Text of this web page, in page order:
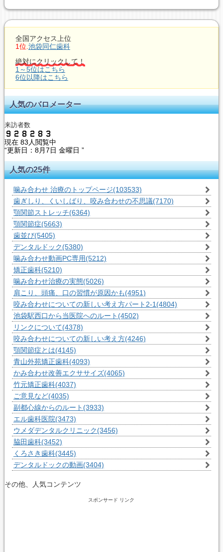
全国アクセス上位
1位. 池袋同仁歯科
絶対にクリックして！
1～5位はこちら
6位以降はこちら
人気のバロメーター
来訪者数
現在 83人閲覧中
“更新日： 8月7日 金曜日 ”
人気の25件
噛み合わせ 治療のトップページ(103533)
歯ぎしり、くいしばり、咬み合わせの不思議(7170)
顎関節ストレッチ(6364)
顎関節症(5663)
歯並び(5405)
デンタルドック(5380)
噛み合わせ動画PC専用(5212)
矯正歯科(5210)
噛み合わせ治療の実態(5026)
肩こり、頭痛、口の習慣が原因かも(4951)
咬み合わせについての新しい考え方パート2-1(4804)
池袋駅西口から当医院へのルート (4502)
リンクについて(4378)
咬み合わせについての新しい考え方(4246)
顎関節症とは(4145)
青山外苑矯正歯科(4093)
かみ合わせ改善エクササイズ(4065)
竹元矯正歯科(4037)
ご意見など(4035)
副都心線からのルート (3933)
エル歯科医院(3473)
ウメダデンタルクリニック(3456)
脇田歯科(3452)
くろさき歯科(3445)
デンタルドックの動画(3404)
その他、人気コンテンツ
スポンサード リンク